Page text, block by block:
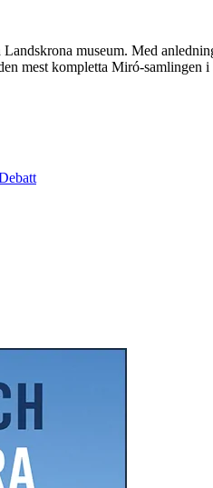
museum. Med
mest kompletta Miró-